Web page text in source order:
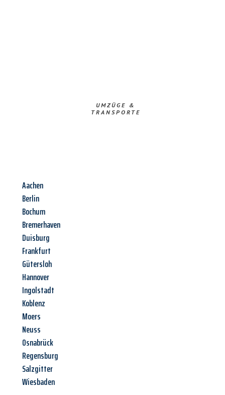
UMZÜGE &
TRANSPORTE
Aachen
Berlin
Bochum
Bremerhaven
Duisburg
Frankfurt
Gütersloh
Hannover
Ingolstadt
Koblenz
Moers
Neuss
Osnabrück
Regensburg
Salzgitter
Wiesbaden